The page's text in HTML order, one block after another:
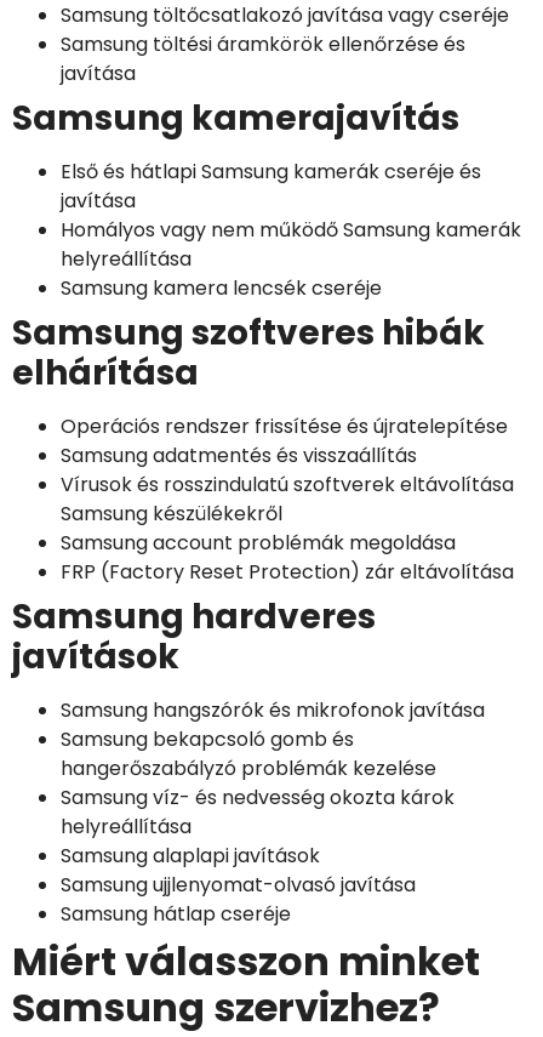
Samsung töltőcsatlakozó javítása vagy cseréje
Samsung töltési áramkörök ellenőrzése és
javítása
Samsung kamerajavítás
Első és hátlapi Samsung kamerák cseréje és
javítása
Homályos vagy nem működő Samsung kamerák
helyreállítása
Samsung kamera lencsék cseréje
Samsung szoftveres hibák
elhárítása
Operációs rendszer frissítése és újratelepítése
Samsung adatmentés és visszaállítás
Vírusok és rosszindulatú szoftverek eltávolítása
Samsung készülékekről
Samsung account problémák megoldása
FRP (Factory Reset Protection) zár eltávolítása
Samsung hardveres
javítások
Samsung hangszórók és mikrofonok javítása
Samsung bekapcsoló gomb és
hangerőszabályzó problémák kezelése
Samsung víz- és nedvesség okozta károk
helyreállítása
Samsung alaplapi javítások
Samsung ujjlenyomat-olvasó javítása
Samsung hátlap cseréje
Miért válasszon minket
Samsung szervizhez?